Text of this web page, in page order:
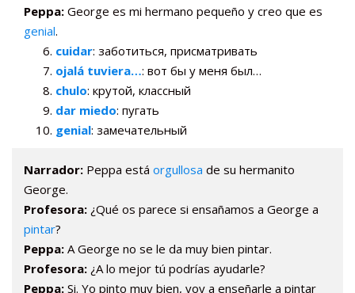
Peppa: George es mi hermano pequeño y creo que es
genial.
cuidar: заботиться, присматривать
ojalá tuviera…: вот бы у меня был…
chulo: крутой, классный
dar miedo: пугать
genial: замечательный
Narrador: Peppa está orgullosa de su hermanito
George.
Profesora: ¿Qué os parece si ensañamos a George a
pintar?
Peppa: A George no se le da muy bien pintar.
Profesora: ¿A lo mejor tú podrías ayudarle?
Peppa: Si. Yo pinto muy bien, voy a enseñarle a pintar